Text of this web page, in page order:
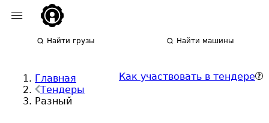
Найти грузы Найти машины
Главная
Тендеры
Разный
Как участвовать в тендере